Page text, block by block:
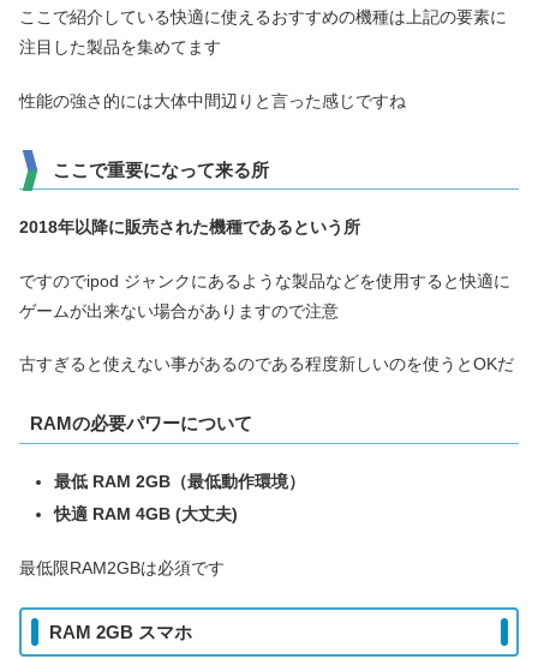
ここで紹介している快適に使えるおすすめの機種は上記の要素に
注目した製品を集めてます
性能の強さ的には大体中間辺りと言った感じですね
ここで重要になって来る所
2018年以降に販売された機種であるという所
ですのでipod ジャンクにあるような製品などを使用すると快適に
ゲームが出来ない場合がありますので注意
古すぎると使えない事があるのである程度新しいのを使うとOKだ
RAMの必要パワーについて
最低 RAM 2GB（最低動作環境）
快適 RAM 4GB (大丈夫)
最低限RAM2GBは必須です
RAM 2GB スマホ